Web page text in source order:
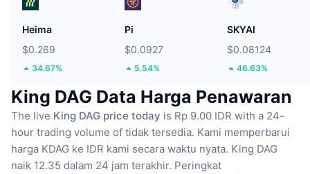
Heima
$0.269
34.67%
Pi
$0.0927
5.54%
SKYAI
$0.08124
46.63%
King DAG Data Harga Penawaran
The live King DAG price today is Rp 9.00 IDR with a 24-
hour trading volume of tidak tersedia. Kami memperbarui
harga KDAG ke IDR kami secara waktu nyata. King DAG
naik 12.35 dalam 24 jam terakhir. Peringkat